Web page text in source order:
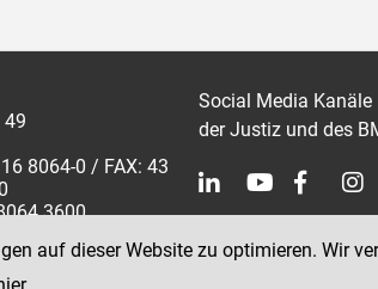
49
8064-0 / FAX: 43
3600
Social Media Kanäle
der Justiz und des
auf dieser Website zu optimieren. Wir